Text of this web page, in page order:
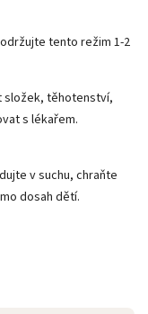
tento režim 1-2
složek, těhotenství,
s lékařem.
v suchu, chraňte
dosah dětí.